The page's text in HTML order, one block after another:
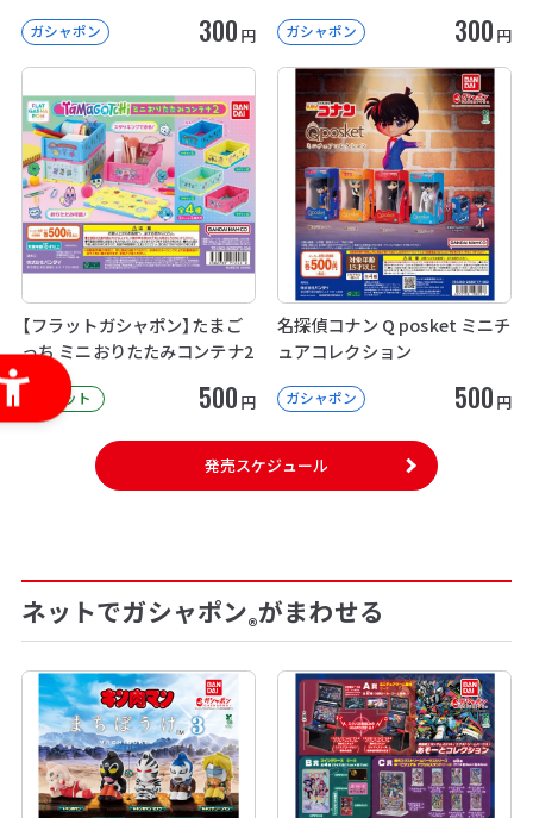
ガシャポン 300 円 ガシャポン 300 円
【フラットガシャポン】たまご
っち ミニおりたたみコンテナ2
フラット 500 円
名探偵コナン Q posket ミニチ
ュアコレクション
ガシャポン 500 円
発売スケジュール
ネットでガシャポン®がまわせる